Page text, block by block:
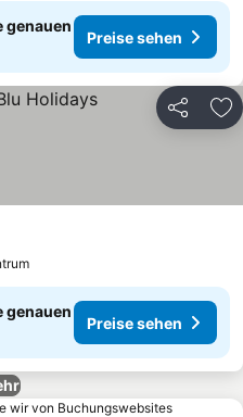
genauen
Preise sehen
Teilen
genauen
Preise sehen
wir von Buchungswebsites